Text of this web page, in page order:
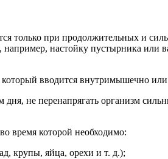
только при продолжительных и
настойку пустырника или
вводится внутримышечно
не перенапрягать организм
время которой необходимо:
крупы, яйца, орехи и т. д.);